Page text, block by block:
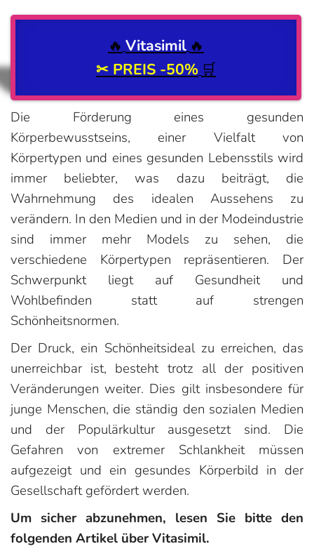
🔥 Vitasimil 🔥
✂ PREIS -50% 🛒
Die Förderung eines gesunden
Körperbewusstseins, einer Vielfalt von
Körpertypen und eines gesunden Lebensstils wird
immer beliebter, was dazu beiträgt, die
Wahrnehmung des idealen Aussehens zu
verändern. In den Medien und in der Modeindustrie
sind immer mehr Models zu sehen, die
verschiedene Körpertypen repräsentieren. Der
Schwerpunkt liegt auf Gesundheit und
Wohlbefinden statt auf strengen
Schönheitsnormen.
Der Druck, ein Schönheitsideal zu erreichen, das
unerreichbar ist, besteht trotz all der positiven
Veränderungen weiter. Dies gilt insbesondere für
junge Menschen, die ständig den sozialen Medien
und der Populärkultur ausgesetzt sind. Die
Gefahren von extremer Schlankheit müssen
aufgezeigt und ein gesundes Körperbild in der
Gesellschaft gefördert werden.
Um sicher abzunehmen, lesen Sie bitte den
folgenden Artikel über Vitasimil.